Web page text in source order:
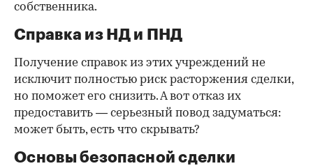
собственника.
Справка из НД и ПНД
Получение справок из этих учреждений не
исключит полностью риск расторжения сделки,
но поможет его снизить. А вот отказ их
предоставить — серьезный повод задуматься:
может быть, есть что скрывать?
Основы безопасной сделки